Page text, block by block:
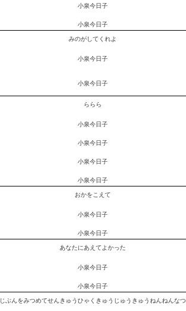
小泉今日子
小泉今日子
みのがしてくれよ
小泉今日子
小泉今日子
ららら
小泉今日子
小泉今日子
小泉今日子
小泉今日子
おかをこえて
小泉今日子
小泉今日子
あなたにあえてよかった
小泉今日子
小泉今日子
じぶんをみつめてせんきゅうひゃくきゅうじゅうきゅうねんねんなつ